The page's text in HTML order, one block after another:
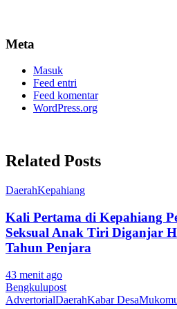
Meta
Masuk
Feed entri
Feed komentar
WordPress.org
Related Posts
DaerahKepahiang
Kali Pertama di Kepahiang
Seksual Anak Tiri Diganjar
Tahun Penjara
43 menit ago
Bengkulupost
AdvertorialDaerahKabar Desa